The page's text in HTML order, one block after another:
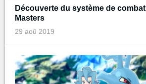
Découverte du système de
Masters
29 aoû 2019